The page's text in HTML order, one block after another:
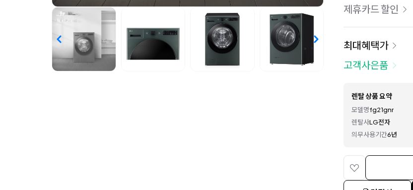
제휴카드 할인
최대혜택가
고객사은품
렌탈 상품 요약
모델명fg21gnr
렌탈사LG전자
의무사용기간6년